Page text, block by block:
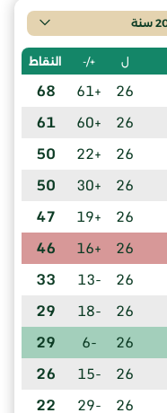
ل +/- النقاط
26
+61
68
26
+60
61
26
+22
50
26
+30
50
26
+19
47
26
+16
46
26
-13
33
26
-18
29
26
-6
29
26
-15
26
26
-29
22